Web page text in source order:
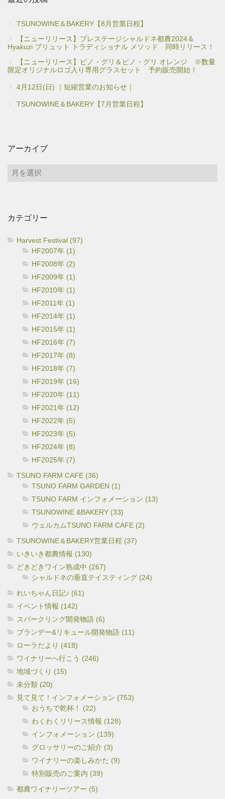
TSUNOWINE＆BAKERY【8月営業日程】
【ニューリリース】プレステージシャルドネ都農2024＆
Hyakuzi ブリュット トラディショナル メソッド 同時リリース！
【ニューリリース】ピノ・グリ＆ピノ・グリ オレンジ ※数量
限定オリジナルロゴ入り専用グラスセット 予約販売開始！
4月12日(日) ｜短縮営業のお知らせ｜
TSUNOWINE＆BAKERY【7月営業日程】
アーカイブ
ア
ブ
カテゴリー
Harvest Festival (97)
HF2007年 (1)
HF2008年 (2)
HF2009年 (1)
HF2010年 (1)
HF2011年 (1)
HF2014年 (1)
HF2015年 (1)
HF2016年 (7)
HF2017年 (8)
HF2018年 (7)
HF2019年 (16)
HF2020年 (11)
HF2021年 (12)
HF2022年 (5)
HF2023年 (5)
HF2024年 (8)
HF2025年 (7)
TSUNO FARM CAFE (36)
TSUNO FARM GARDEN (1)
TSUNO FARM インフォメーション (13)
TSUNOWINE &BAKERY (33)
ウェルカムTSUNO FARM CAFE (2)
TSUNOWINE＆BAKERY営業日程 (37)
いきいき都農情報 (130)
どきどきワイン熟成中 (267)
シャルドネの垂直テイスティング (24)
れいちゃん日記♪ (61)
イベント情報 (142)
スパークリング開発物語 (6)
ブランデー&リキュール開発物語 (11)
ローラだより (418)
ワイナリーへ行こう (246)
地域づくり (15)
未分類 (20)
見て見て！インフォメーション (753)
おうちで乾杯！ (22)
わくわくリリース情報 (128)
インフォメーション (139)
グロッサリーのご紹介 (3)
ワイナリーの楽しみかた (9)
特別販売のご案内 (39)
都農ワイナリーツアー (5)